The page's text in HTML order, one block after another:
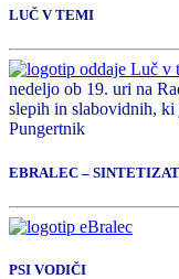
LUČ V TEMI
nedeljo ob 19. uri na
slepih in slabovidnih,
Pungertnik
EBRALEC –
PSI VODIČI